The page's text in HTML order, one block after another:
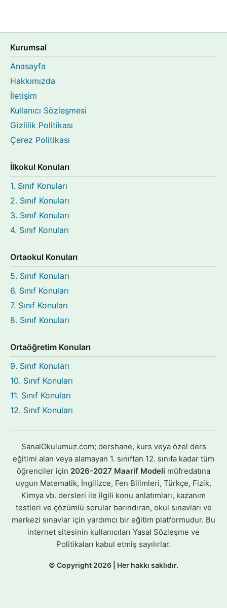
Kurumsal
Anasayfa
Hakkımızda
İletişim
Kullanıcı Sözleşmesi
Gizlilik Politikası
Çerez Politikası
İlkokul Konuları
1. Sınıf Konuları
2. Sınıf Konuları
3. Sınıf Konuları
4. Sınıf Konuları
Ortaokul Konuları
5. Sınıf Konuları
6. Sınıf Konuları
7. Sınıf Konuları
8. Sınıf Konuları
Ortaöğretim Konuları
9. Sınıf Konuları
10. Sınıf Konuları
11. Sınıf Konuları
12. Sınıf Konuları
SanalOkulumuz.com; dershane, kurs veya özel ders
eğitimi alan veya alamayan 1. sınıftan 12. sınıfa kadar tüm
öğrenciler için 2026-2027 Maarif Modeli müfredatına
uygun Matematik, İngilizce, Fen Bilimleri, Türkçe, Fizik,
Kimya vb. dersleri ile ilgili konu anlatımları, kazanım
testleri ve çözümlü sorular barındıran, okul sınavları ve
merkezi sınavlar için yardımcı bir eğitim platformudur. Bu
internet sitesinin kullanıcıları Yasal Sözleşme ve
Politikaları kabul etmiş sayılırlar.
© Copyright 2026 | Her hakkı saklıdır.